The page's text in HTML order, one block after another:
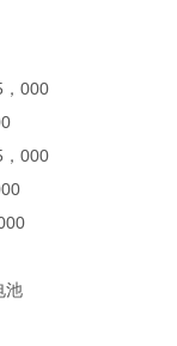
，000
，000
池